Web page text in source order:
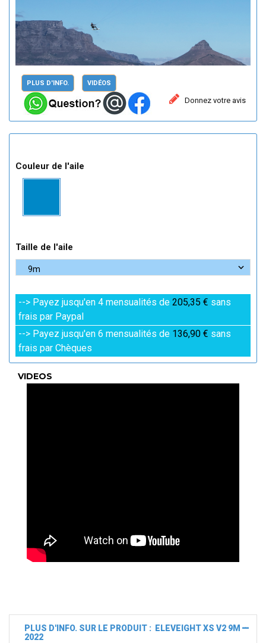
PLUS D'INFO. VIDÉOS
Donnez votre avis
Couleur de l'aile
Taille de l'aile
--> Payez jusqu'en 4 mensualités de 205,35 € sans
frais par Paypal
--> Payez jusqu'en 6 mensualités de 136,90 € sans
frais par Chèques
VIDEOS
PLUS D'INFO. SUR LE PRODUIT : ELEVEIGHT XS V2 9M
2022